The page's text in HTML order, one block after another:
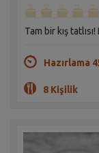
Tam bir kış
Hazırlama
8 Kişilik